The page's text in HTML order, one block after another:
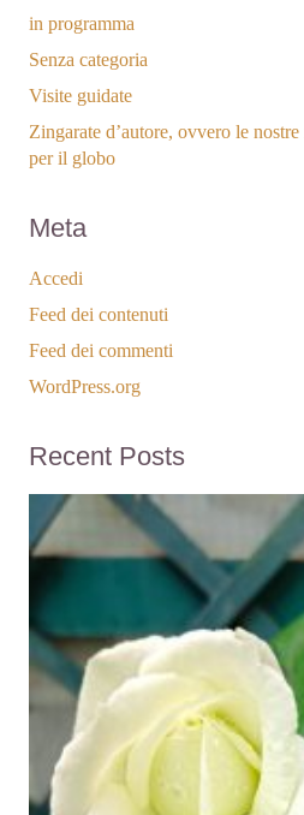
in programma
Senza categoria
Visite guidate
Zingarate d’autore, ovvero le
per il globo
Meta
Accedi
Feed dei contenuti
Feed dei commenti
WordPress.org
Recent Posts